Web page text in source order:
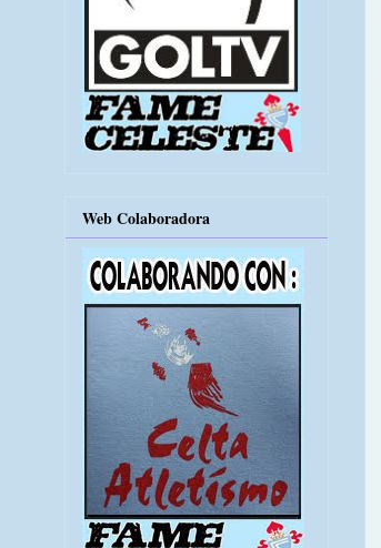
Web Colaboradora